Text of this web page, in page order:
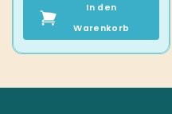
In den
Warenkorb